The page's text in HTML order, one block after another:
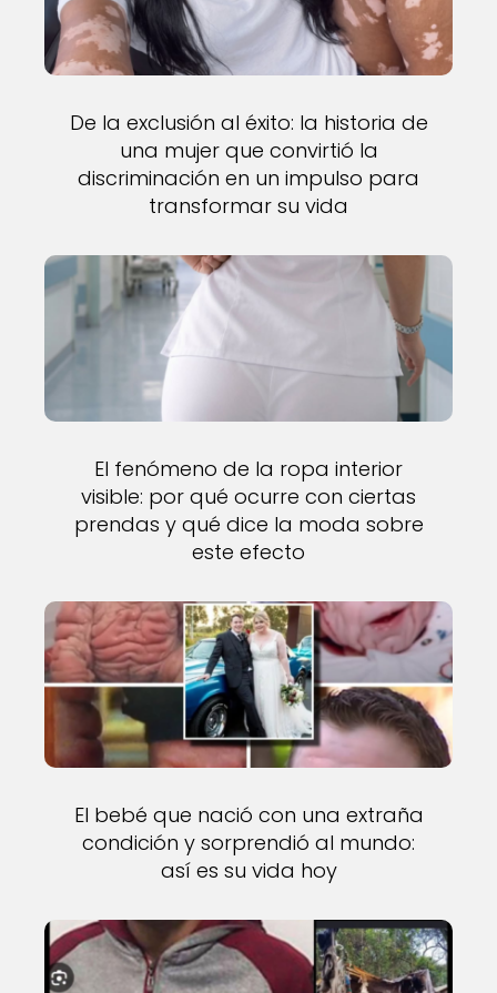
De la exclusión al éxito: la historia de
una mujer que convirtió la
discriminación en un impulso para
transformar su vida
El fenómeno de la ropa interior
visible: por qué ocurre con ciertas
prendas y qué dice la moda sobre
este efecto
El bebé que nació con una extraña
condición y sorprendió al mundo:
así es su vida hoy